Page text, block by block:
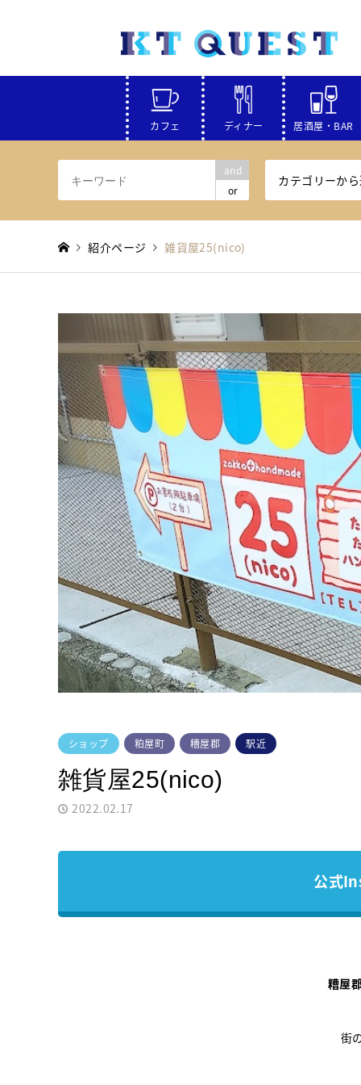
カフェ ディナー 居酒屋・BAR
and
or
カテゴリーか
紹介ページ 雑貨屋25(nico)
ショップ 粕屋町 糟屋郡 駅近
雑貨屋25(nico)
2022.02.17
公式
糟屋
街